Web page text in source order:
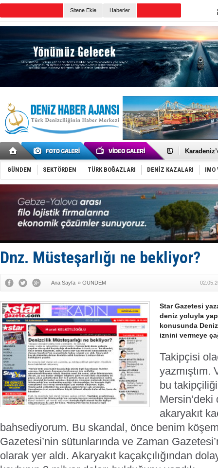
Sitene Ekle Haberler
Yakıt
Tatil
Rusya,
Enejota
Denizcilik
‘14.
Taksi
TÜRKLİM
SOCAR da
GÜNDEM SEKTÖRDEN TÜRK BOĞAZLARI DENİZ KAZALARI IMO
Dnz. Müsteşarlığı ne bekliyor?
Ana Sayfa » GÜNDEM
Star Gazetesi
deniz yoluyla
konusunda
iznini vermeye
Takipçisi
yazmıştım.
bu
akaryakıt
bahsediyorum. Bu skandal, önce benim
Gazetesi’nin sütunlarında ve Zaman
olarak yer aldı. Akaryakıt kaçakçılığından